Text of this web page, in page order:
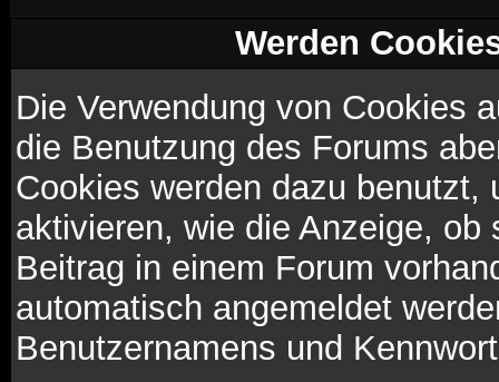
Werden
Die Verwendung von Cookies
die Benutzung des Forums
Cookies werden dazu
aktivieren, wie die Anzeige,
Beitrag in einem Forum
automatisch angemeldet
Benutzernamens und